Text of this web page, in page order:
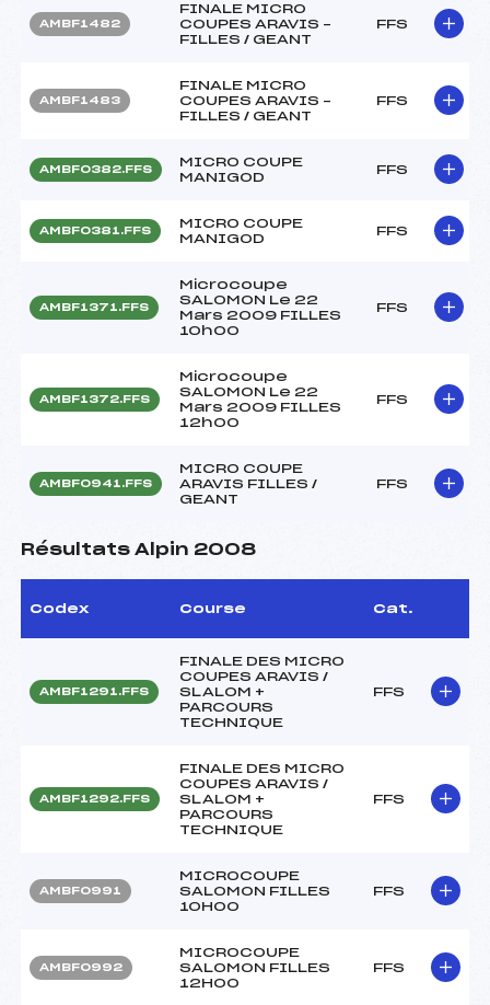
AMBF1482
FINALE MICRO
COUPES ARAVIS –
FILLES / GEANT
FFS
AMBF1483
FINALE MICRO
COUPES ARAVIS –
FILLES / GEANT
FFS
AMBF0382.FFS
MICRO COUPE
MANIGOD
FFS
AMBF0381.FFS
MICRO COUPE
MANIGOD
FFS
AMBF1371.FFS
Microcoupe
SALOMON Le 22
Mars 2009 FILLES
10h00
FFS
AMBF1372.FFS
Microcoupe
SALOMON Le 22
Mars 2009 FILLES
12h00
FFS
AMBF0941.FFS
MICRO COUPE
ARAVIS FILLES /
GEANT
FFS
Résultats Alpin 2008
Codex Course Cat.
AMBF1291.FFS
FINALE DES MICRO
COUPES ARAVIS /
SLALOM +
PARCOURS
TECHNIQUE
FFS
AMBF1292.FFS
FINALE DES MICRO
COUPES ARAVIS /
SLALOM +
PARCOURS
TECHNIQUE
FFS
AMBF0991
MICROCOUPE
SALOMON FILLES
10H00
FFS
AMBF0992
MICROCOUPE
SALOMON FILLES
12H00
FFS